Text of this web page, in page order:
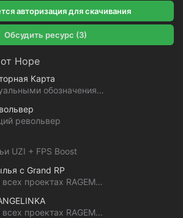
авторизация для скачивания
Обсудить ресурс (3)
Hope
Карта
Карта с актуальными обозначениями GTA 5 RP
револьвер
UZI + FPS Boost
с Grand RP
Работает на всех проектах RAGEMP & alt:V
Работает на всех проектах RAGEMP & alt:V